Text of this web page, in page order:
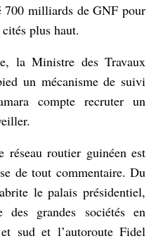
700 milliards de GNF pour
plus haut.
la Ministre des Travaux
un mécanisme de suivi
compte recruter un
routier guinéen est
de tout commentaire. Du
le palais présidentiel,
des grandes sociétés en
sud et l’autoroute Fidel